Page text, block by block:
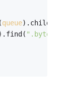
queue
".byteSize"